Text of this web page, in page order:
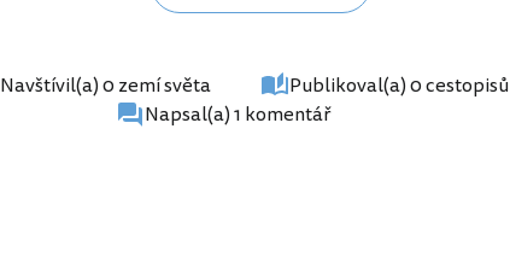
Navštívil(a) 0 zemí světa Publikoval(a) 0 cestopisů
Napsal(a) 1 komentář